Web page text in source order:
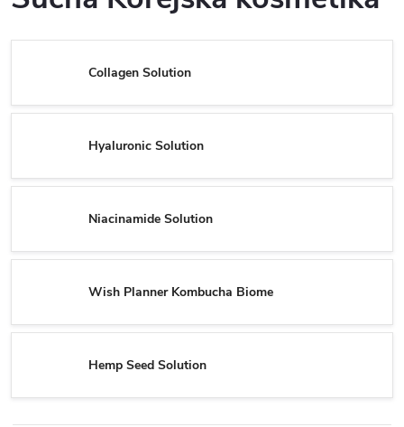
Collagen Solution
Hyaluronic Solution
Niacinamide Solution
Wish Planner Kombucha Biome
Hemp Seed Solution